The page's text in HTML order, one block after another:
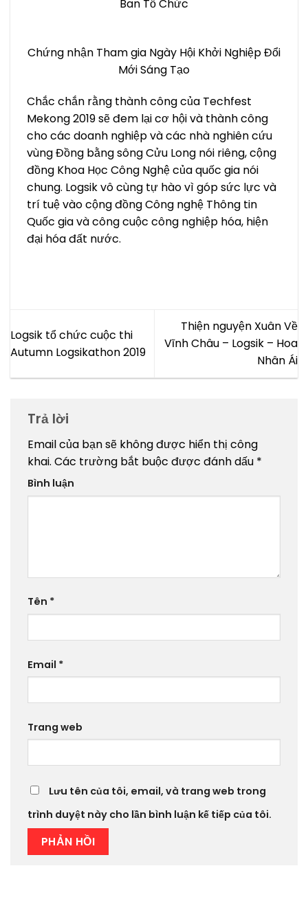
Ban Tổ Chức
Chứng nhận Tham gia Ngày Hội Khởi Nghiệp Đổi
Mới Sáng Tạo
Chắc chắn rằng thành công của Techfest
Mekong 2019 sẽ đem lại cơ hội và thành công
cho các doanh nghiệp và các nhà nghiên cứu
vùng Đồng bằng sông Cửu Long nói riêng, cộng
đồng Khoa Học Công Nghệ của quốc gia nói
chung. Logsik vô cùng tự hào vì góp sức lực và
trí tuệ vào cộng đồng Công nghệ Thông tin
Quốc gia và công cuộc công nghiệp hóa, hiện
đại hóa đất nước.
Logsik tổ chức cuộc thi
Autumn Logsikathon 2019
Thiện nguyện Xuân Về
Vĩnh Châu – Logsik – Hoa
Nhân Ái
Trả lời
Email của bạn sẽ không được hiển thị công
khai. Các trường bắt buộc được đánh dấu *
Bình luận
Tên *
Email *
Trang web
Lưu tên của tôi, email, và trang web trong
trình duyệt này cho lần bình luận kế tiếp của tôi.